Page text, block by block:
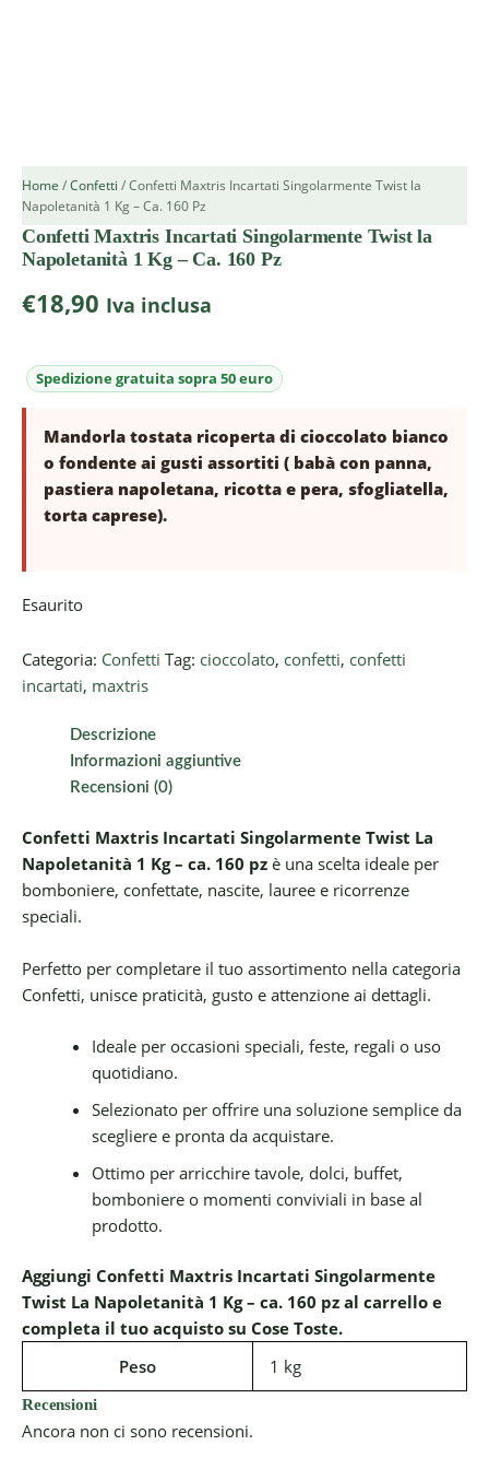
Home /Confetti / Confetti Maxtris Incartati Singolarmente Twist la
Napoletanità 1 Kg – Ca. 160 Pz
Confetti Maxtris Incartati Singolarmente Twist la
Napoletanità 1 Kg – Ca. 160 Pz
€18,90 Iva inclusa
Mandorla tostata ricoperta di cioccolato bianco
o fondente ai gusti assortiti ( babà con panna,
pastiera napoletana, ricotta e pera, sfogliatella,
torta caprese).
Esaurito
Categoria: Confetti Tag: cioccolato, confetti, confetti
incartati, maxtris
Descrizione
Informazioni aggiuntive
Recensioni (0)
Confetti Maxtris Incartati Singolarmente Twist La
Napoletanità 1 Kg – ca. 160 pz è una scelta ideale per
bomboniere, confettate, nascite, lauree e ricorrenze
speciali.
Perfetto per completare il tuo assortimento nella categoria
Confetti, unisce praticità, gusto e attenzione ai dettagli.
Ideale per occasioni speciali, feste, regali o uso
quotidiano.
Selezionato per offrire una soluzione semplice da
scegliere e pronta da acquistare.
Ottimo per arricchire tavole, dolci, buffet,
bomboniere o momenti conviviali in base al
prodotto.
Aggiungi Confetti Maxtris Incartati Singolarmente
Twist La Napoletanità 1 Kg – ca. 160 pz al carrello e
completa il tuo acquisto su Cose Toste.
Peso
1 kg
Recensioni
Ancora non ci sono recensioni.